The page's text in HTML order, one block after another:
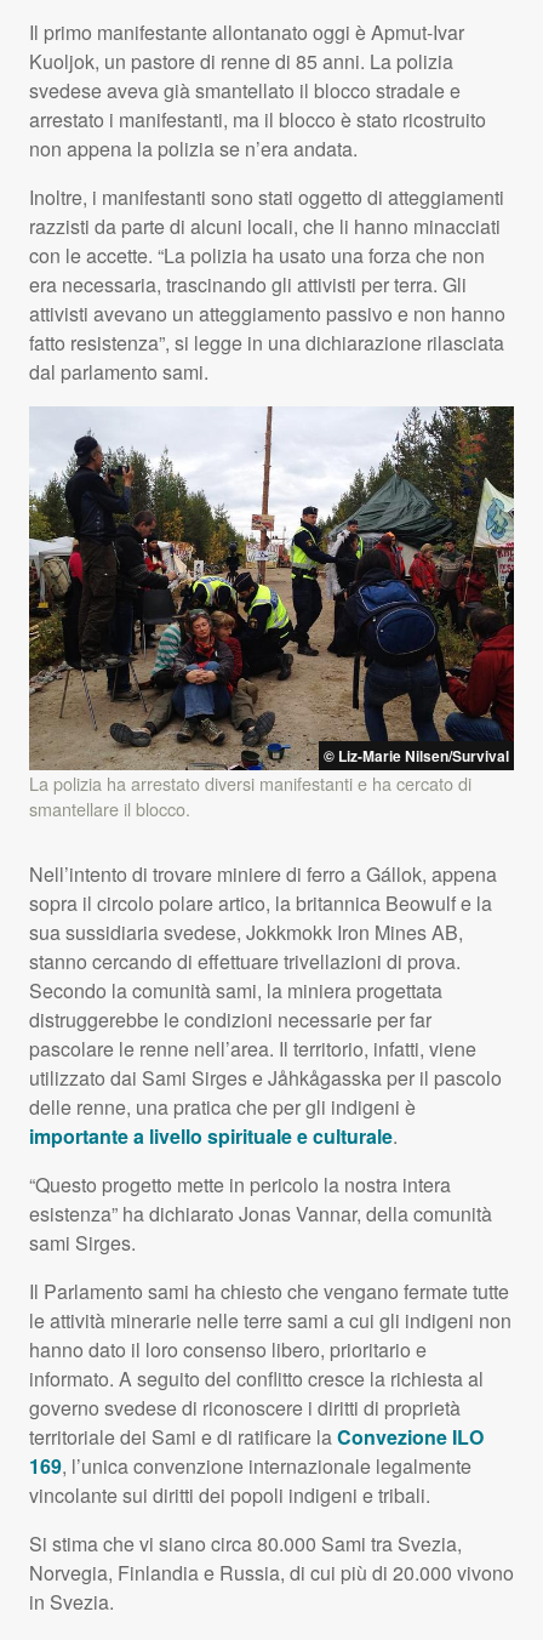
Il primo manifestante allontanato oggi è Apmut-Ivar
Kuoljok, un pastore di renne di 85 anni. La polizia
svedese aveva già smantellato il blocco stradale e
arrestato i manifestanti, ma il blocco è stato ricostruito
non appena la polizia se n’era andata.
Inoltre, i manifestanti sono stati oggetto di atteggiamenti
razzisti da parte di alcuni locali, che li hanno minacciati
con le accette. “La polizia ha usato una forza che non
era necessaria, trascinando gli attivisti per terra. Gli
attivisti avevano un atteggiamento passivo e non hanno
fatto resistenza”, si legge in una dichiarazione rilasciata
dal parlamento sami.
© Liz-Marie Nilsen/Survival
La polizia ha arrestato diversi manifestanti e ha cercato di
smantellare il blocco.
Nell’intento di trovare miniere di ferro a Gállok, appena
sopra il circolo polare artico, la britannica Beowulf e la
sua sussidiaria svedese, Jokkmokk Iron Mines AB,
stanno cercando di effettuare trivellazioni di prova.
Secondo la comunità sami, la miniera progettata
distruggerebbe le condizioni necessarie per far
pascolare le renne nell’area. Il territorio, infatti, viene
utilizzato dai Sami Sirges e Jåhkågasska per il pascolo
delle renne, una pratica che per gli indigeni è
importante a livello spirituale e culturale.
“Questo progetto mette in pericolo la nostra intera
esistenza” ha dichiarato Jonas Vannar, della comunità
sami Sirges.
Il Parlamento sami ha chiesto che vengano fermate tutte
le attività minerarie nelle terre sami a cui gli indigeni non
hanno dato il loro consenso libero, prioritario e
informato. A seguito del conflitto cresce la richiesta al
governo svedese di riconoscere i diritti di proprietà
territoriale dei Sami e di ratificare laConvezione ILO
169, l’unica convenzione internazionale legalmente
vincolante sui diritti dei popoli indigeni e tribali.
Si stima che vi siano circa 80.000 Sami tra Svezia,
Norvegia, Finlandia e Russia, di cui più di 20.000 vivono
in Svezia.